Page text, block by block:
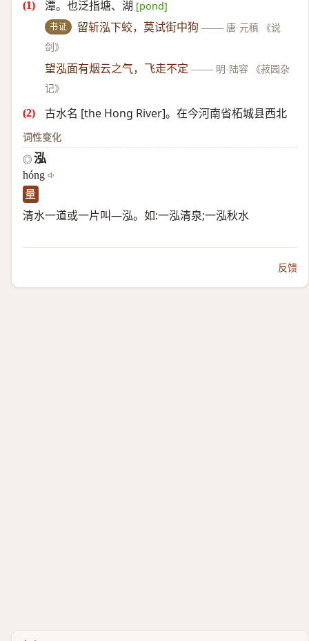
潭。也泛指塘、湖 [pond]
书证 留斩泓下蛟，莫试街中狗 —— 唐·元稹 《说
剑》
望泓面有烟云之气，飞走不定 —— 明·陆容 《菽园杂
记》
古水名 [the Hong River]。在今河南省柘城县西北
词性变化
◎ 泓
hóng
量
清水一道或一片叫—泓。如:一泓清泉;一泓秋水
反馈